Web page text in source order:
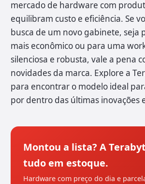
mercado de hardware com
equilibram custo e eficiência. Se
busca de um novo gabinete, seja
mais econômico ou para uma
silenciosa e robusta, vale a pena
novidades da marca. Explore a
para encontrar o modelo ideal
por dentro das últimas inovações
Montou a lista? A
tudo em estoque.
Hardware com preço do dia e